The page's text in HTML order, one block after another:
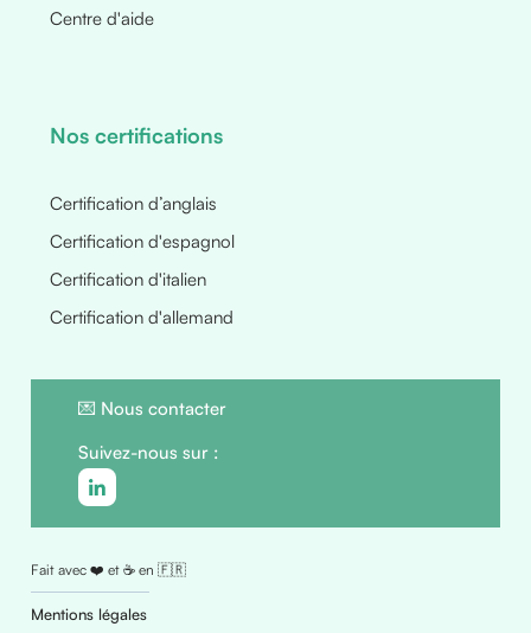
Centre d'aide
Nos certifications
Certification d’anglais
Certification d'espagnol
Certification d'italien
Certification d'allemand
💌 Nous contacter
Suivez-nous sur :
Fait avec ❤️ et ☕ en 🇫🇷
Mentions légales